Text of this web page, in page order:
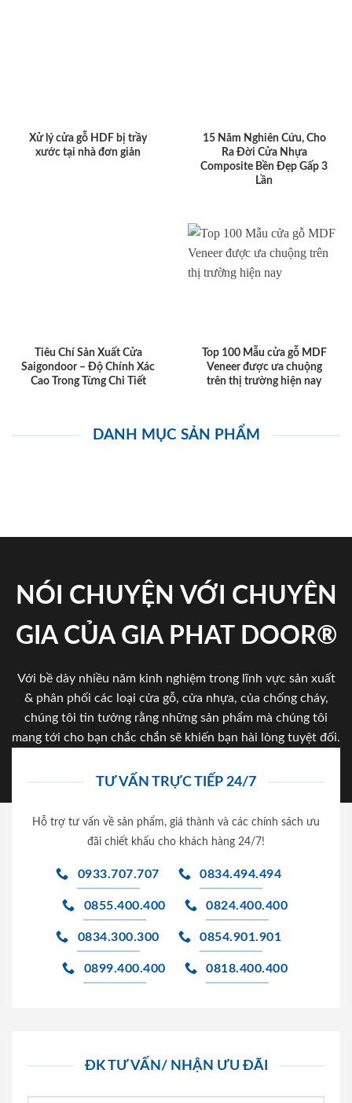
Xử lý cửa gỗ HDF bị trầy
xước tại nhà đơn giản
15 Năm Nghiên Cứu, Cho
Ra Đời Cửa Nhựa
Composite Bền Đẹp Gấp 3
Lần
Tiêu Chí Sản Xuất Cửa
Saigondoor – Độ Chính Xác
Cao Trong Từng Chi Tiết
Top 100 Mẫu cửa gỗ MDF
Veneer được ưa chuộng
trên thị trường hiện nay
DANH MỤC SẢN PHẨM
NÓI CHUYỆN VỚI CHUYÊN
GIA CỦA GIA PHAT DOOR®
Với bề dày nhiều năm kinh nghiệm trong lĩnh vực sản xuất
& phân phối các loại cửa gỗ, cửa nhựa, của chống cháy,
chúng tôi tin tưởng rằng những sản phẩm mà chúng tôi
mang tới cho bạn chắc chắn sẽ khiến bạn hài lòng tuyệt đối.
TƯ VẤN TRỰC TIẾP 24/7
Hỗ trợ tư vấn về sản phẩm, giá thành và các chính sách ưu
đãi chiết khấu cho khách hàng 24/7!
0933.707.707 0834.494.494
0855.400.400 0824.400.400
0834.300.300 0854.901.901
0899.400.400 0818.400.400
ĐK TƯ VẤN/ NHẬN ƯU ĐÃI